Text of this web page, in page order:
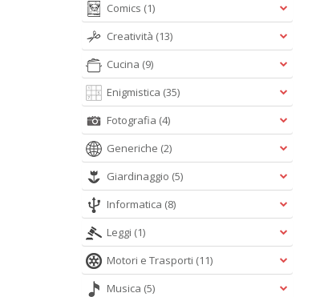
Comics (1)
Creatività (13)
Cucina (9)
Enigmistica (35)
Fotografia (4)
Generiche (2)
Giardinaggio (5)
Informatica (8)
Leggi (1)
Motori e Trasporti (11)
Musica (5)